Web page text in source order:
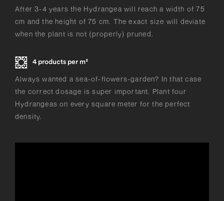
After 3-4 years the Hydrangea will reach a width of 75
cm and the height of 75 cm. The exact size will deviate
when the plant is not (properly) pruned.
4 products per m²
Always wanted a sea-of-flowers-garden? In that case
the correct dosage is super important. Plant four
Hydrangeas on every square meter for the perfect
density.